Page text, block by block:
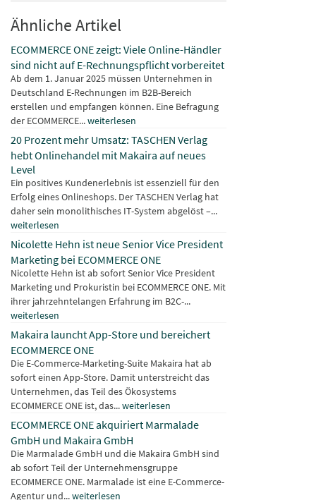
Ähnliche Artikel
ECOMMERCE ONE zeigt: Viele Online-Händler
sind nicht auf E-Rechnungspflicht vorbereitet
Ab dem 1. Januar 2025 müssen Unternehmen in
Deutschland E-Rechnungen im B2B-Bereich
erstellen und empfangen können. Eine Befragung
der ECOMMERCE...weiterlesen
20 Prozent mehr Umsatz: TASCHEN Verlag
hebt Onlinehandel mit Makaira auf neues
Level
Ein positives Kundenerlebnis ist essenziell für den
Erfolg eines Onlineshops. Der TASCHEN Verlag hat
daher sein monolithisches IT-System abgelöst –...
weiterlesen
Nicolette Hehn ist neue Senior Vice President
Marketing bei ECOMMERCE ONE
Nicolette Hehn ist ab sofort Senior Vice President
Marketing und Prokuristin bei ECOMMERCE ONE. Mit
ihrer jahrzehntelangen Erfahrung im B2C-...
weiterlesen
Makaira launcht App-Store und bereichert
ECOMMERCE ONE
Die E-Commerce-Marketing-Suite Makaira hat ab
sofort einen App-Store. Damit unterstreicht das
Unternehmen, das Teil des Ökosystems
ECOMMERCE ONE ist, das...weiterlesen
ECOMMERCE ONE akquiriert Marmalade
GmbH und Makaira GmbH
Die Marmalade GmbH und die Makaira GmbH sind
ab sofort Teil der Unternehmensgruppe
ECOMMERCE ONE. Marmalade ist eine E-Commerce-
Agentur und...weiterlesen